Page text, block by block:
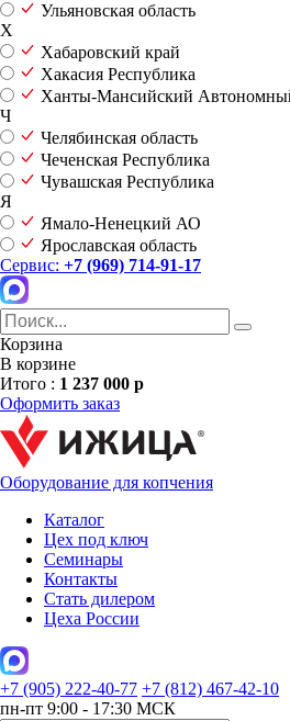
Ульяновская область
Х
Хабаровский край
Хакасия Республика
Ханты-Мансийский
Ч
Челябинская область
Чеченская Республика
Чувашская Республика
Я
Ямало-Ненецкий АО
Ярославская область
Сервис: +7 (969) 714-91-17
Корзина
В корзине
Итого : 1 237 000 р
Оформить заказ
Оборудование для копчения
Каталог
Цех под ключ
Семинары
Контакты
Стать дилером
Цеха России
+7 (905) 222-40-77 +7 (812) 467-42-10
пн-пт 9:00 - 17:30 МСК